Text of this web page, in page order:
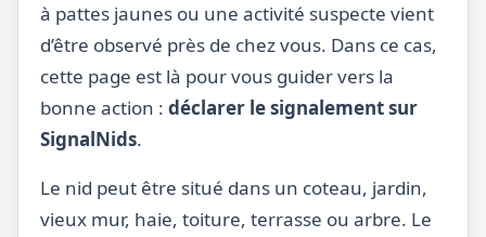
à pattes jaunes ou une activité suspecte vient
d’être observé près de chez vous. Dans ce cas,
cette page est là pour vous guider vers la
bonne action : déclarer le signalement sur
SignalNids.
Le nid peut être situé dans un coteau, jardin,
vieux mur, haie, toiture, terrasse ou arbre. Le